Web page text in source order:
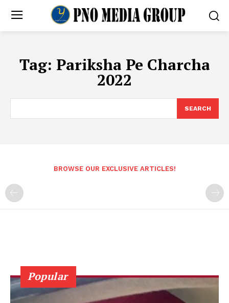
Tag: Pariksha Pe Charcha
2022
SEARCH
BROWSE OUR EXCLUSIVE ARTICLES!
Popular